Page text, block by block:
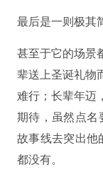
最后是一则极其
甚至于它的场景
辈送上圣诞礼物
难行；长辈年迈
期待，虽然点名
故事线去突出
都没有。